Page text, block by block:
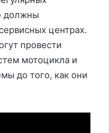
должны
центрах.
провести
мотоцикла и
до того, как они